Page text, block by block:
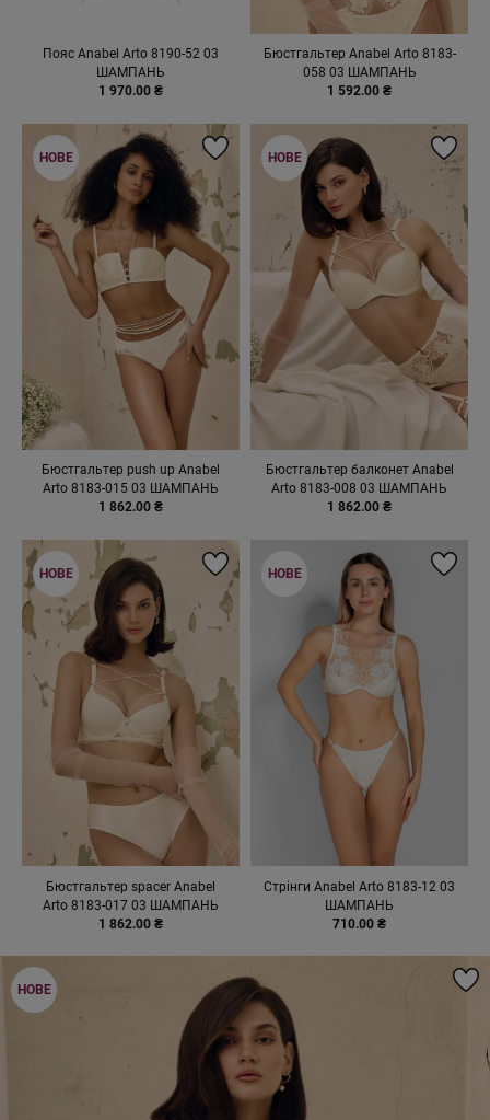
Пояс Anabel Arto 8190-52 03
ШАМПАНЬ
1 970.00 ₴
Бюстгальтер Anabel Arto 8183-
058 03 ШАМПАНЬ
1 592.00 ₴
Бюстгальтер push up Anabel
Arto 8183-015 03 ШАМПАНЬ
1 862.00 ₴
НОВЕ
Бюстгальтер балконет Anabel
Arto 8183-008 03 ШАМПАНЬ
1 862.00 ₴
НОВЕ
Бюстгальтер spacer Anabel
Arto 8183-017 03 ШАМПАНЬ
1 862.00 ₴
НОВЕ
Стрінги Anabel Arto 8183-12 03
ШАМПАНЬ
710.00 ₴
НОВЕ
НОВЕ